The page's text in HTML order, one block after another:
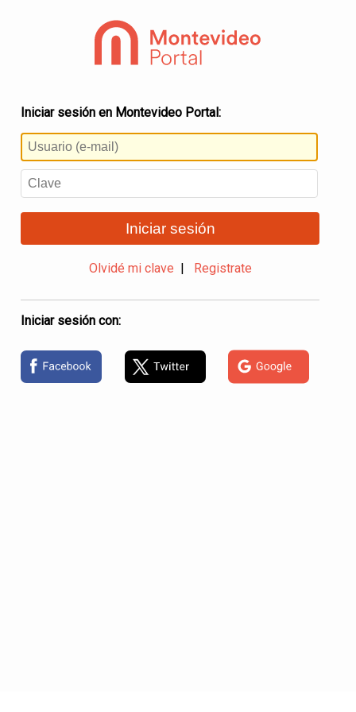
Iniciar sesión en Montevideo Portal:
Iniciar sesión
Olvidé mi clave Registrate
Iniciar sesión con: